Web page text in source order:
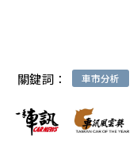
關鍵詞： 車市分析